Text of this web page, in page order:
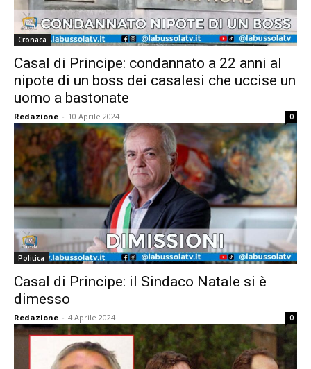
Cronaca
Casal di Principe: condannato a 22 anni al
nipote di un boss dei casalesi che uccise un
uomo a bastonate
Redazione - 10 Aprile 2024 0
Politica
Casal di Principe: il Sindaco Natale si è
dimesso
Redazione - 4 Aprile 2024 0